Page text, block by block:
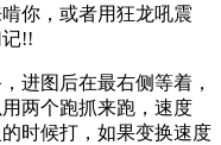
你，或者用狂龙吼震
!!
进图后在最右侧等着，
两个跑抓来跑，速度
时候打，如果变换速度